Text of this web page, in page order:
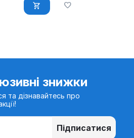
знижки
та дізнавайтесь про
Підписатися